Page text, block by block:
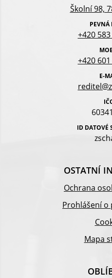
Školní 98,
PEVNÁ
+420
+420
E-
ID DATOVÉ
OSTATNÍ
Ochrana
Prohlášení
Mapa